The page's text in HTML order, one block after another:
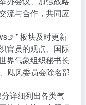
流与合作，共同应
” 板块及时更新
官员的观点、国际
界气象组织秘书长
飓风委员会除名部
分详细列出各类气